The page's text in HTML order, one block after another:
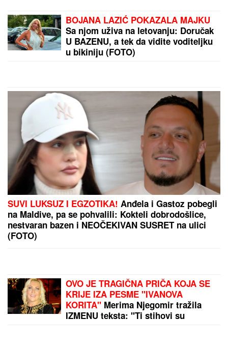
(FOTO) ALEKSA BALAŠEVIĆ PODELIO PRIZOR IZ
PORODIČNE KUĆE U NOVOM SADUĆerka Vera u
kostimu sirene, oduševila sve: "Salajka ima more"